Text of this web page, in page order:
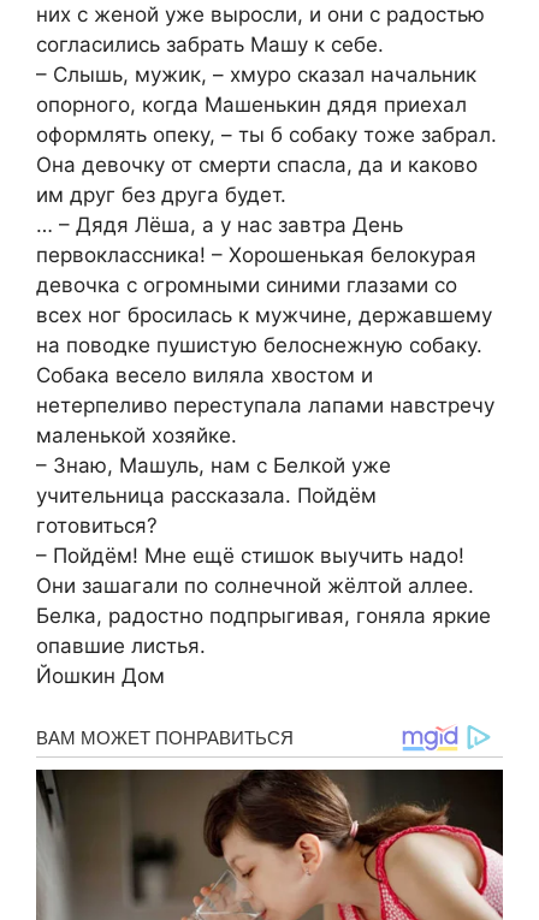
них с женой уже выросли, и они с радостью
согласились забрать Машу к себе.
– Слышь, мужик, – хмуро сказал начальник
опорного, когда Машенькин дядя приехал
оформлять опеку, – ты б собаку тоже забрал.
Она девочку от смерти спасла, да и каково
им друг без друга будет.
… – Дядя Лёша, а у нас завтра День
первоклассника! – Хорошенькая белокурая
девочка с огромными синими глазами со
всех ног бросилась к мужчине, державшему
на поводке пушистую белоснежную собаку.
Собака весело виляла хвостом и
нетерпеливо переступала лапами навстречу
маленькой хозяйке.
– Знаю, Машуль, нам с Белкой уже
учительница рассказала. Пойдём
готовиться?
– Пойдём! Мне ещё стишок выучить надо!
Они зашагали по солнечной жёлтой аллее.
Белка, радостно подпрыгивая, гоняла яркие
опавшие листья.
Йошкин Дом